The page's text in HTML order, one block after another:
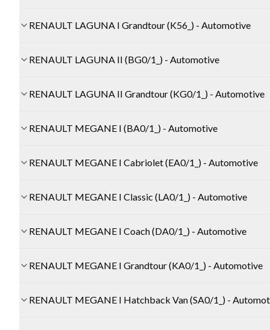
RENAULT LAGUNA I Grandtour (K56_) - Automotive
RENAULT LAGUNA II (BG0/1_) - Automotive
RENAULT LAGUNA II Grandtour (KG0/1_) - Automotive
RENAULT MEGANE I (BA0/1_) - Automotive
RENAULT MEGANE I Cabriolet (EA0/1_) - Automotive
RENAULT MEGANE I Classic (LA0/1_) - Automotive
RENAULT MEGANE I Coach (DA0/1_) - Automotive
RENAULT MEGANE I Grandtour (KA0/1_) - Automotive
RENAULT MEGANE I Hatchback Van (SA0/1_) -